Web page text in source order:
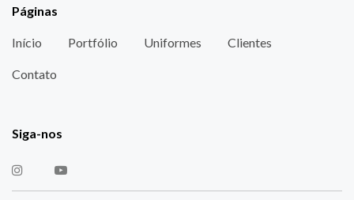
Páginas
Início Portfólio Uniformes Clientes
Contato
Siga-nos